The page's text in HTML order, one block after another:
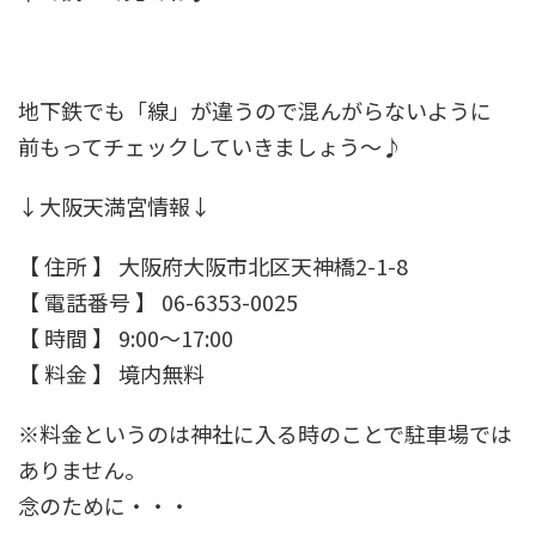
地下鉄でも「線」が違うので混んがらないように
前もってチェックしていきましょう～♪
↓大阪天満宮情報↓
【 住所 】 大阪府大阪市北区天神橋2-1-8
【 電話番号 】 06-6353-0025
【 時間 】 9:00～17:00
【 料金 】 境内無料
※料金というのは神社に入る時のことで駐車場では
ありません。
念のために・・・